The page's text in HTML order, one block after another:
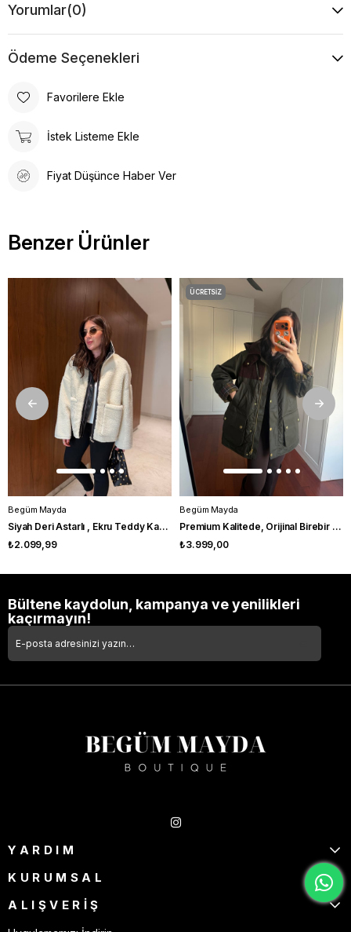
Desen
Yorumlar(0)
Ödeme Seçenekleri
Favorilere Ekle
İstek Listeme Ekle
Fiyat Düşünce Haber Ver
Benzer Ürünler
Begüm Mayda
Siyah Deri Astarlı , Ekru Teddy Kaban
₺2.099,99
Begüm Mayda
Premium Kalitede, Orijinal Birebir Model Kadife Detaylı Yağlı Dokuda Haki Mont
₺3.999,00
ÜCRETSIZ
KARGO
Bültene kaydolun, kampanya ve yenilikleri
kaçırmayın!
YARDIM
KURUMSAL
ALIŞVERİŞ